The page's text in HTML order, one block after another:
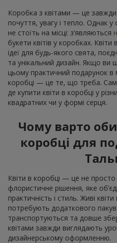
Коробка з квітами — це завжди
почуття, увагу і тепло. Однак у
не стоїть на місці: з’являються
букети квітів у коробках.
ідеї для будь-якого свята,
та унікальний дизайн. Якщо ви
цьому практичний подарунок в
коробці — це те, що треба.
де купити квіти в коробці у
квадратних чи у формі серця.
Чому варто
коробці для
Квіти в коробці — це не
флористичне рішення, яке
практичність і стиль. Живі
потребують додаткового
транспортуються та довше
квітами завжди виглядають
дизайнерському оформленню.